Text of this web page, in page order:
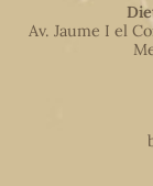
Av. Jaume I el